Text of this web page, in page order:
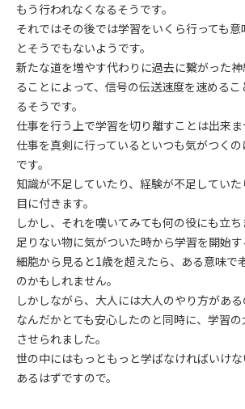
もう行われなくなるそうです。
それではその後では学習をいくら行っても意
とそうでもないようです。
新たな道を増やす代わりに過去に繋がった
ることによって、信号の伝送速度を速めるこ
るそうです。
仕事を行う上で学習を切り離すことは出来ま
仕事を真剣に行っているといつも気がつく
です。
知識が不足していたり、経験が不足してい
目に付きます。
しかし、それを嘆いてみても何の役にも立ち
足りない物に気がついた時から学習を開始す
細胞から見ると1歳を超えたら、ある意味で
のかもしれません。
しかしながら、大人には大人のやり方がある
なんだかとても安心したのと同時に、学習
させられました。
世の中にはもっともっと学ばなければいけ
あるはずですので。